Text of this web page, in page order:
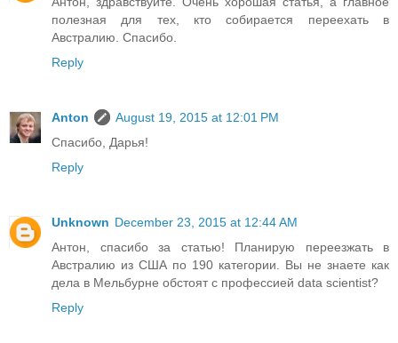
полезная для тех, кто собирается переехать в
Австралию. Спасибо.
Reply
Anton
August 19, 2015 at 12:01 PM
Спасибо, Дарья!
Reply
Unknown December 23, 2015 at 12:44 AM
Антон, спасибо за статью! Планирую переезжать в
Австралию из США по 190 категории. Вы не знаете как
дела в Мельбурне обстоят с профессией data scientist?
Reply